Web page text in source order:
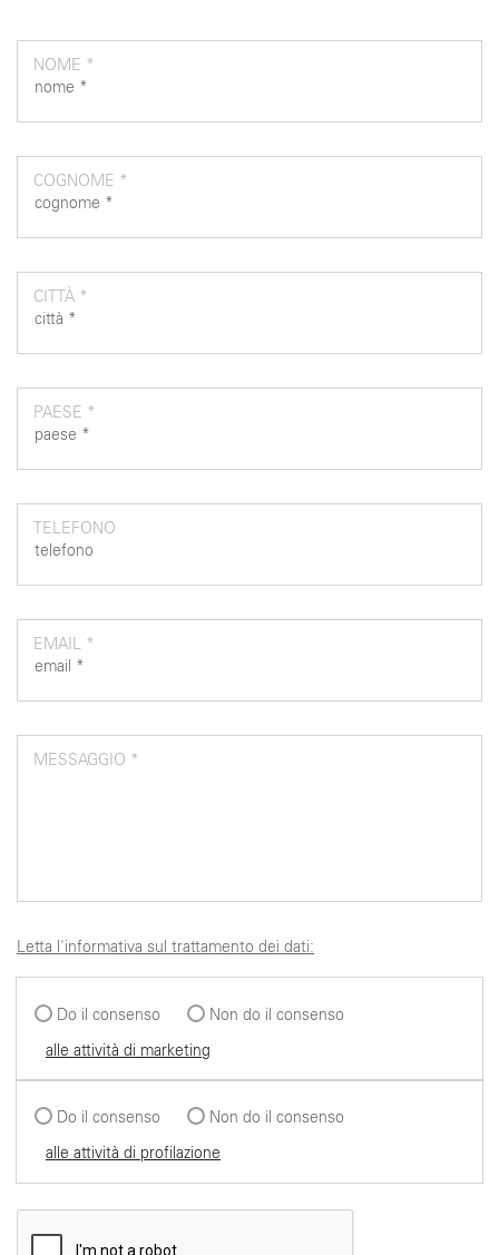
NOME *
COGNOME *
CITTÀ *
PAESE *
TELEFONO
EMAIL *
MESSAGGIO *
Letta l'informativa sul trattamento dei dati:
Do il consenso
Non do il consenso
alle attività di marketing
Do il consenso
Non do il consenso
alle attività di profilazione